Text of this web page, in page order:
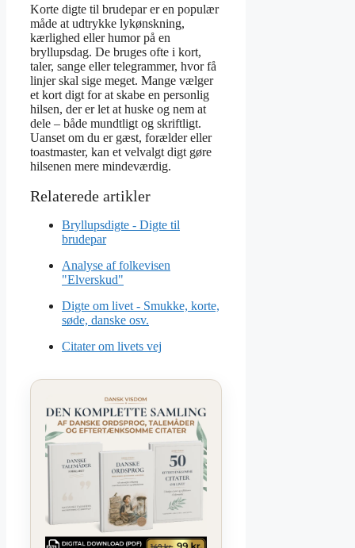
Korte digte til brudepar er en populær
måde at udtrykke lykønskning,
kærlighed eller humor på en
bryllupsdag. De bruges ofte i kort,
taler, sange eller telegrammer, hvor få
linjer skal sige meget. Mange vælger
et kort digt for at skabe en personlig
hilsen, der er let at huske og nem at
dele – både mundtligt og skriftligt.
Uanset om du er gæst, forælder eller
toastmaster, kan et velvalgt digt gøre
hilsenen mere mindeværdig.
Bryllupsdigte - Digte til
brudepar
Analyse af folkevisen
"Elverskud"
Digte om livet - Smukke, korte,
søde, danske osv.
Citater om livets vej